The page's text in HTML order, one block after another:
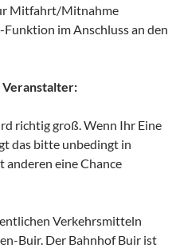
Mitfahrt/Mitnahme
im Anschluss an den
richtig groß. Wenn Ihr Eine
das bitte unbedingt in
anderen eine Chance
Verkehrsmitteln
Buir. Der Bahnhof Buir ist